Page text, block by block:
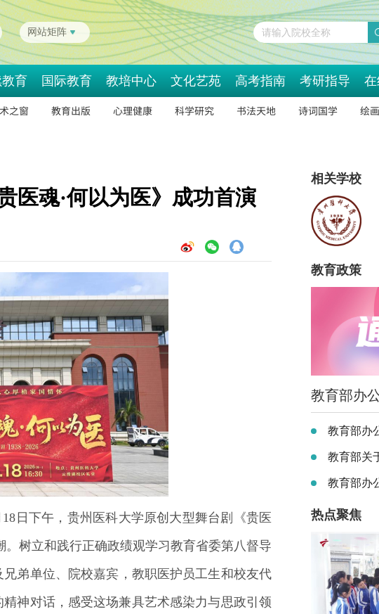
网站矩阵 请输入院校全称
育 国际教育 教培中心 文化艺苑 高考指南 考研指导
之窗 教育出版 心理健康 科学研究 书法天地 诗词国学 绘
医魂·何以为医》成功首演
日下午， 贵州医科大学原创大型舞台剧《贵医
树立和践行正确政绩观学习教育省委第八督导
弟单位、院校嘉宾，教职医护员工生和校友代
神对话，感受这场兼具艺术感染力与思政引领
相关学校
教育政策
热点聚焦